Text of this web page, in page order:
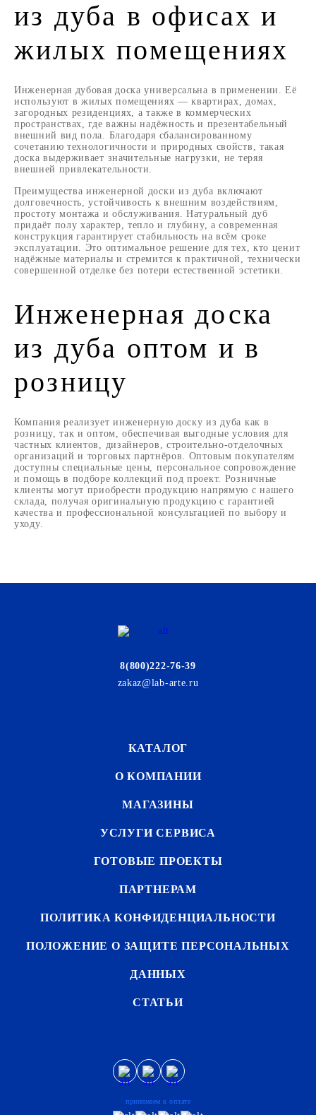
из дуба в офисах и
жилых помещениях
Инженерная дубовая доска универсальна в применении. Её
используют в жилых помещениях — квартирах, домах,
загородных резиденциях, а также в коммерческих
пространствах, где важны надёжность и презентабельный
внешний вид пола. Благодаря сбалансированному
сочетанию технологичности и природных свойств, такая
доска выдерживает значительные нагрузки, не теряя
внешней привлекательности.
Преимущества инженерной доски из дуба включают
долговечность, устойчивость к внешним воздействиям,
простоту монтажа и обслуживания. Натуральный дуб
придаёт полу характер, тепло и глубину, а современная
конструкция гарантирует стабильность на всём сроке
эксплуатации. Это оптимальное решение для тех, кто ценит
надёжные материалы и стремится к практичной, технически
совершенной отделке без потери естественной эстетики.
Инженерная доска
из дуба оптом и в
розницу
Компания реализует инженерную доску из дуба как в
розницу, так и оптом, обеспечивая выгодные условия для
частных клиентов, дизайнеров, строительно-отделочных
организаций и торговых партнёров. Оптовым покупателям
доступны специальные цены, персональное сопровождение
и помощь в подборе коллекций под проект. Розничные
клиенты могут приобрести продукцию напрямую с нашего
склада, получая оригинальную продукцию с гарантией
качества и профессиональной консультацией по выбору и
уходу.
8(800)222-76-39
zakaz@lab-arte.ru
КАТАЛОГ
О КОМПАНИИ
МАГАЗИНЫ
УСЛУГИ СЕРВИСА
ГОТОВЫЕ ПРОЕКТЫ
ПАРТНЕРАМ
ПОЛИТИКА КОНФИДЕНЦИАЛЬНОСТИ
ПОЛОЖЕНИЕ О ЗАЩИТЕ ПЕРСОНАЛЬНЫХ
ДАННЫХ
СТАТЬИ
принимаем к оплате